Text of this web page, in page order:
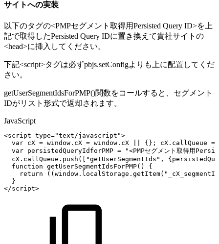
サイトへの実装
以下のタグの<PMPセグメント取得用Persisted Query ID>を上
記で取得したPersisted Query IDに置き換えて貴社サイトの
<head>に挿入してください。
下記<script>タグは必ずpbjs.setConfigよりも上に配置してくだ
さい。
getUserSegmentIdsForPMP()関数をコールすると、セグメント
IDがリスト形式で返却されます。
JavaScript
<script type="text/javascript">
var cX = window . cX = window . cX {} ; cX . callQueue =
var persistedQueryIdforPMP =
"<PMPセグメント取得用
cX . callQueue . push ( [ "getUserSegmentIds" , {
function getUserSegmentIdsForPMP( )
{
return
( (window . localStorage . getItem(
}
</script>